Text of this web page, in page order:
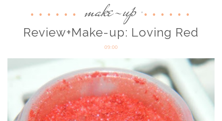
make-up ,
Review+Make-up: Loving Red
09:00